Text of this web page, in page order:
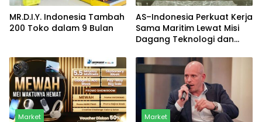
MR.D.I.Y. Indonesia Tambah
200 Toko dalam 9 Bulan
AS–Indonesia Perkuat Kerja
Sama Maritim Lewat Misi
Dagang Teknologi dan
Market Market